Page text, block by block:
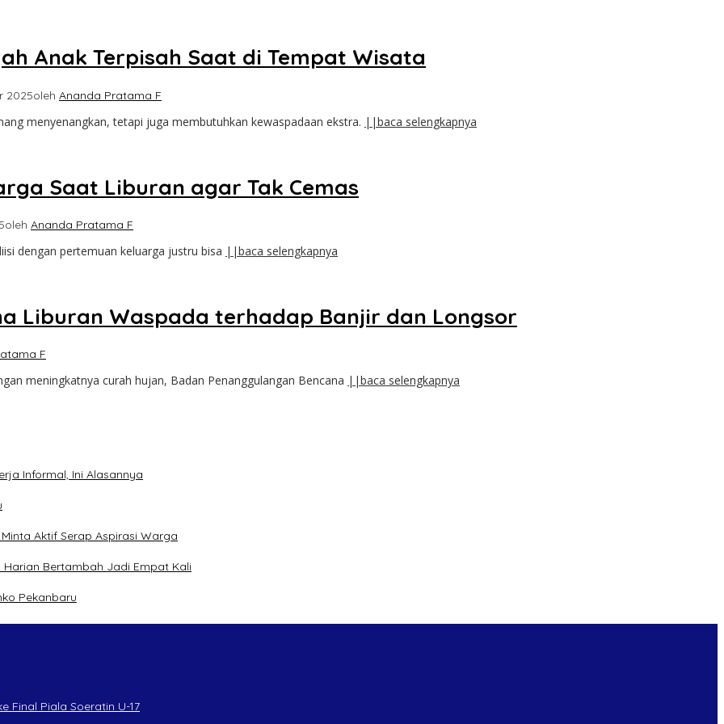
Anak Terpisah Saat di Tempat Wisata
2025oleh Ananda Pratama F
menyenangkan, tetapi juga membutuhkan kewaspadaan ekstra. ||baca selengkapnya
Saat Liburan agar Tak Cemas
oleh Ananda Pratama F
dengan pertemuan keluarga justru bisa ||baca selengkapnya
Liburan Waspada terhadap Banjir dan Longsor
F
meningkatnya curah hujan, Badan Penanggulangan Bencana ||baca selengkapnya
Informal, Ini Alasannya
Aktif Serap Aspirasi Warga
Bertambah Jadi Empat Kali
Pekanbaru
Final Piala Soeratin U-17